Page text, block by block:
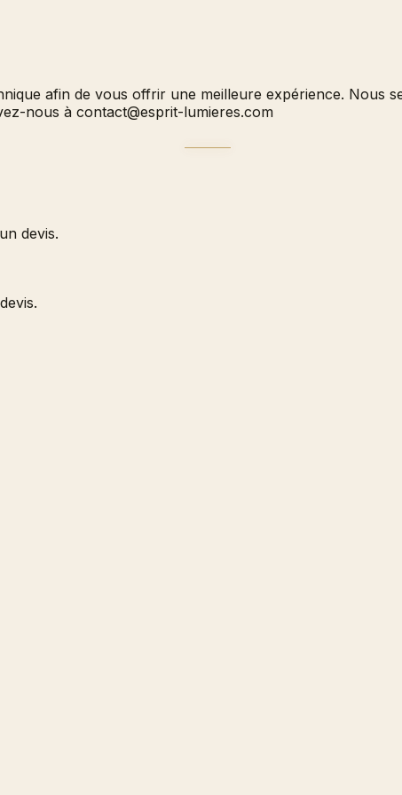
afin de vous offrir une meilleure expérience. Nous
nous à contact@esprit-lumieres.com
devis.